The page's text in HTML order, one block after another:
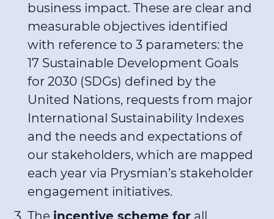
business impact. These are clear and
measurable objectives identified
with reference to 3 parameters: the
17 Sustainable Development Goals
for 2030 (SDGs) defined by the
United Nations, requests from major
International Sustainability Indexes
and the needs and expectations of
our stakeholders, which are mapped
each year via Prysmian’s stakeholder
engagement initiatives.
The incentive scheme for all